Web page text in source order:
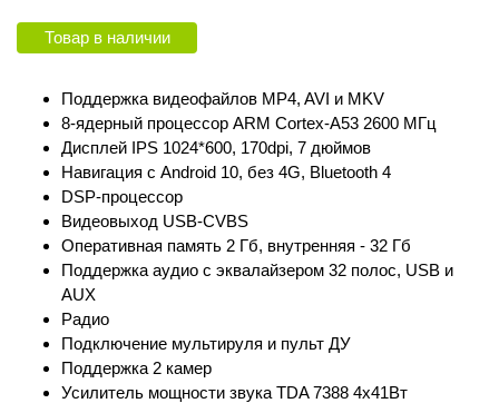
Товар в наличии
Поддержка видеофайлов MP4, AVI и MKV
8-ядерный процессор ARM Cortex‑A53 2600 МГц
Дисплей IPS 1024*600, 170dpi, 7 дюймов
Навигация с Android 10, без 4G, Bluetooth 4
DSP-процессор
Видеовыход USB-CVBS
Оперативная память 2 Гб, внутренняя - 32 Гб
Поддержка аудио с эквалайзером 32 полос, USB и
AUX
Радио
Подключение мультируля и пульт ДУ
Поддержка 2 камер
Усилитель мощности звука TDA 7388 4х41Вт